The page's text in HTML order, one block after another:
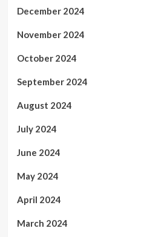
December 2024
November 2024
October 2024
September 2024
August 2024
July 2024
June 2024
May 2024
April 2024
March 2024